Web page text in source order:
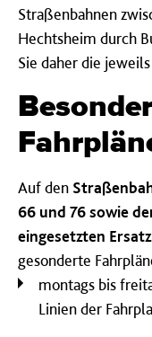
Straßenbahnen
Hechtsheim durch
Sie daher die jeweils
Auf den
66 und 76 sowie
eingesetzten
gesonderte
montags bis
Linien der